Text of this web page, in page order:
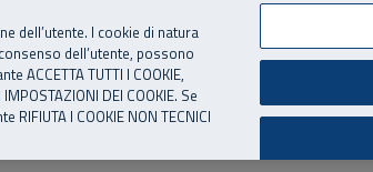
utili Supporto
dell’utente. I cookie di natura
dell’utente, possono
TUTTI I COOKIE,
DEI COOKIE. Se
I COOKIE NON TECNICI